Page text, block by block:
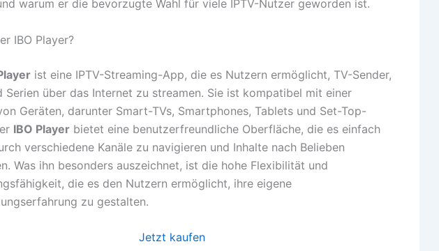
warum er die bevorzugte Wahl für viele IPTV-Nutzer geworden ist.
IBO Player?
ist eine IPTV-Streaming-App, die es Nutzern ermöglicht, TV-Sender,
Serien über das Internet zu streamen. Sie ist kompatibel mit einer
Geräten, darunter Smart-TVs, Smartphones, Tablets und Set-Top-
IBO Player bietet eine benutzerfreundliche Oberfläche, die es einfach
verschiedene Kanäle zu navigieren und Inhalte nach Belieben
Was ihn besonders auszeichnet, ist die hohe Flexibilität und
die es den Nutzern ermöglicht, ihre eigene
zu gestalten.
Jetzt kaufen